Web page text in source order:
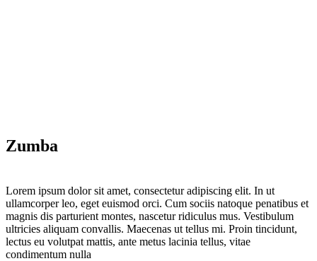
Zumba
Lorem ipsum dolor sit amet, consectetur adipiscing elit. In ut
ullamcorper leo, eget euismod orci. Cum sociis natoque penatibus et
magnis dis parturient montes, nascetur ridiculus mus. Vestibulum
ultricies aliquam convallis. Maecenas ut tellus mi. Proin tincidunt,
lectus eu volutpat mattis, ante metus lacinia tellus, vitae
condimentum nulla